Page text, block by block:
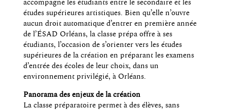
accompagne les étudiants entre le secondaire et les
études supérieures artistiques. Bien qu’elle n’ouvre
aucun droit automatique d’entrer en première année
de l’ÉSAD Orléans, la classe prépa offre à ses
étudiants, l’occasion de s’orienter vers les études
supérieures de la création en préparant les examens
d’entrée des écoles de leur choix, dans un
environnement privilégié, à Orléans.
Panorama des enjeux de la création
La classe préparatoire permet à des élèves, sans